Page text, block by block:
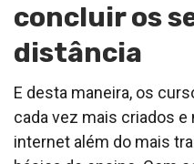
concluir os
distância
E desta maneira, os
cada vez mais criados e
internet além do mais